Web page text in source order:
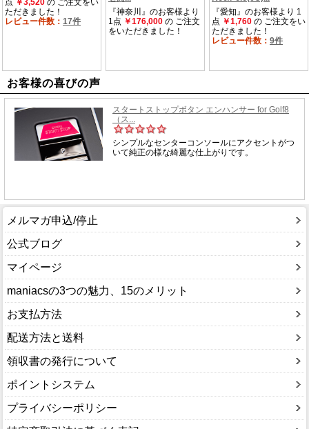
お客様の喜びの声
メルマガ申込/停止
公式ブログ
マイページ
maniacsの3つの魅力、15のメリット
お支払方法
配送方法と送料
領収書の発行について
ポイントシステム
プライバシーポリシー